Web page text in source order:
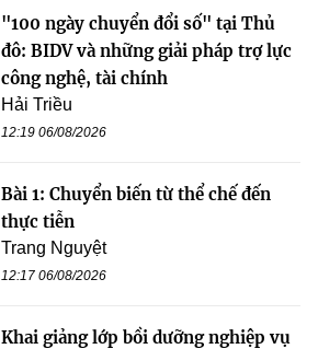
"100 ngày chuyển đổi số" tại Thủ
đô: BIDV và những giải pháp trợ lực
công nghệ, tài chính
Hải Triều
12:19 06/08/2026
Bài 1: Chuyển biến từ thể chế đến
thực tiễn
Trang Nguyệt
12:17 06/08/2026
Khai giảng lớp bồi dưỡng nghiệp vụ